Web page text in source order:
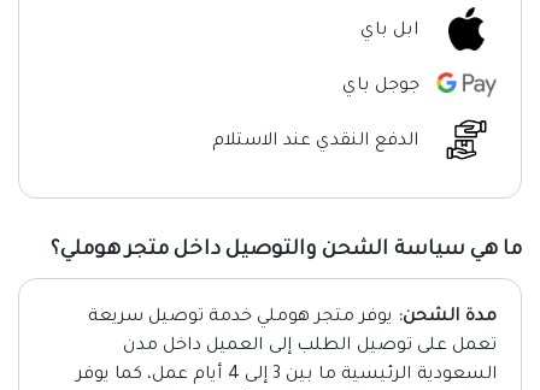
ابل باي
جوجل باي
الدفع النقدي عند الاستلام
ما هي سياسة الشحن والتوصيل داخل متجر هوملي؟
مدة الشحن: يوفر متجر هوملي خدمة توصيل سريعة
تعمل على توصيل الطلب إلى العميل داخل مدن
السعودية الرئيسية ما بين 3 إلى 4 أيام عمل، كما يوفر